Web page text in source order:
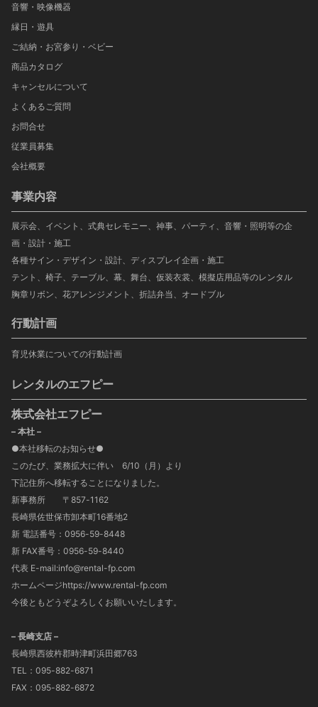
音響・映像機器
縁日・遊具
ご結納・お宮参り・ベビー
商品カタログ
キャンセルについて
よくあるご質問
お問合せ
従業員募集
会社概要
事業内容
展示会、イベント、式典セレモニー、神事、パーティ、音響・照明等の企
画・設計・施工
各種サイン・デザイン・設計、ディスプレイ企画・施工
テント、椅子、テーブル、幕、舞台、仮装衣裳、模擬店用品等のレンタル
胸章リボン、花アレンジメント、折詰弁当、オードブル
行動計画
育児休業についての行動計画
レンタルのエフピー
株式会社エフピー
– 本社 –
●本社移転のお知らせ●
このたび、業務拡大に伴い 6/10（月）より
下記住所へ移転することになりました。
新事務所 〒857-1162
長崎県佐世保市卸本町16番地2
新 電話番号：0956-59-8448
新 FAX番号：0956-59-8440
代表 E-mail:info@rental-fp.com
ホームページhttps://www.rental-fp.com
今後ともどうぞよろしくお願いいたします。
– 長崎支店 –
長崎県西彼杵郡時津町浜田郷763
TEL：095-882-6871
FAX：095-882-6872